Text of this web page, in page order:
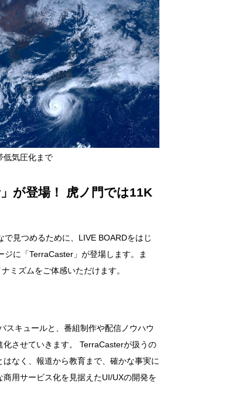
低気圧化まで
が登場！ 虎ノ門では11K
見つめるために、LIVE BOARDをはじ
に「TerraCaster」が登場します。ま
ミズムをご体感いただけます。
スキュールと、番組制作や配信ノウハウ
させていきます。 TerraCasterが扱うの
なく、報道から教育まで、確かな事実に
用サービス化を見据えたUI/UXの開発を